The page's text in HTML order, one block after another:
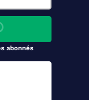
abonnés